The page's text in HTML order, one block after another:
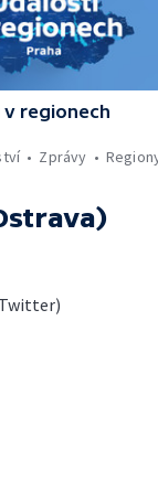
v regionech
Zprávy